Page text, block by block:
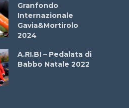
Granfondo
Internazionale
Gavia&Mortirolo
2024
A.RI.BI – Pedalata di
Babbo Natale 2022